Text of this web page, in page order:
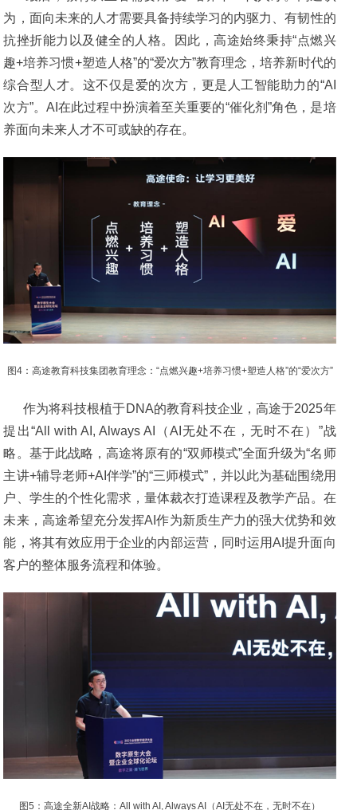
为，面向未来的人才需要具备持续学习的内驱力、有韧性的
抗挫折能力以及健全的人格。因此，高途始终秉持“点燃兴
趣+培养习惯+塑造人格”的“爱次方”教育理念，培养新时代的
综合型人才。这不仅是爱的次方，更是人工智能助力的“AI
次方”。AI在此过程中扮演着至关重要的“催化剂”角色，是培
养面向未来人才不可或缺的存在。
图4：高途教育科技集团教育理念：“点燃兴趣+培养习惯+塑造人格”的“爱次方”
作为将科技根植于DNA的教育科技企业，高途于2025年
提出“All with AI, Always AI（AI无处不在，无时不在）”战
略。基于此战略，高途将原有的“双师模式”全面升级为“名师
主讲+辅导老师+AI伴学”的“三师模式”，并以此为基础围绕用
户、学生的个性化需求，量体裁衣打造课程及教学产品。在
未来，高途希望充分发挥AI作为新质生产力的强大优势和效
能，将其有效应用于企业的内部运营，同时运用AI提升面向
客户的整体服务流程和体验。
图5：高途全新AI战略：All with AI, Always AI（AI无处不在，无时不在）